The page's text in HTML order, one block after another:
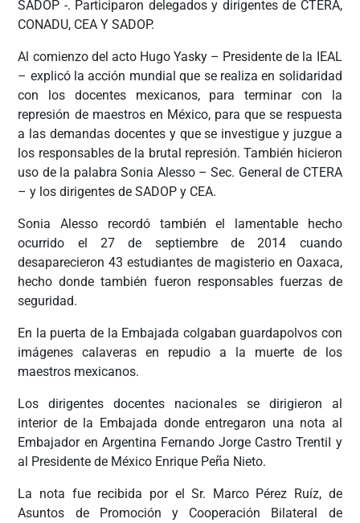
SADOP -. Participaron delegados y dirigentes de CTERA,
CONADU, CEA Y SADOP.
Al comienzo del acto Hugo Yasky – Presidente de la IEAL
– explicó la acción mundial que se realiza en solidaridad
con los docentes mexicanos, para terminar con la
represión de maestros en México, para que se respuesta
a las demandas docentes y que se investigue y juzgue a
los responsables de la brutal represión. También hicieron
uso de la palabra Sonia Alesso – Sec. General de CTERA
– y los dirigentes de SADOP y CEA.
Sonia Alesso recordó también el lamentable hecho
ocurrido el 27 de septiembre de 2014 cuando
desaparecieron 43 estudiantes de magisterio en Oaxaca,
hecho donde también fueron responsables fuerzas de
seguridad.
En la puerta de la Embajada colgaban guardapolvos con
imágenes calaveras en repudio a la muerte de los
maestros mexicanos.
Los dirigentes docentes nacionales se dirigieron al
interior de la Embajada donde entregaron una nota al
Embajador en Argentina Fernando Jorge Castro TrentiI y
al Presidente de México Enrique Peña Nieto.
La nota fue recibida por el Sr. Marco Pérez Ruíz, de
Asuntos de Promoción y Cooperación Bilateral de